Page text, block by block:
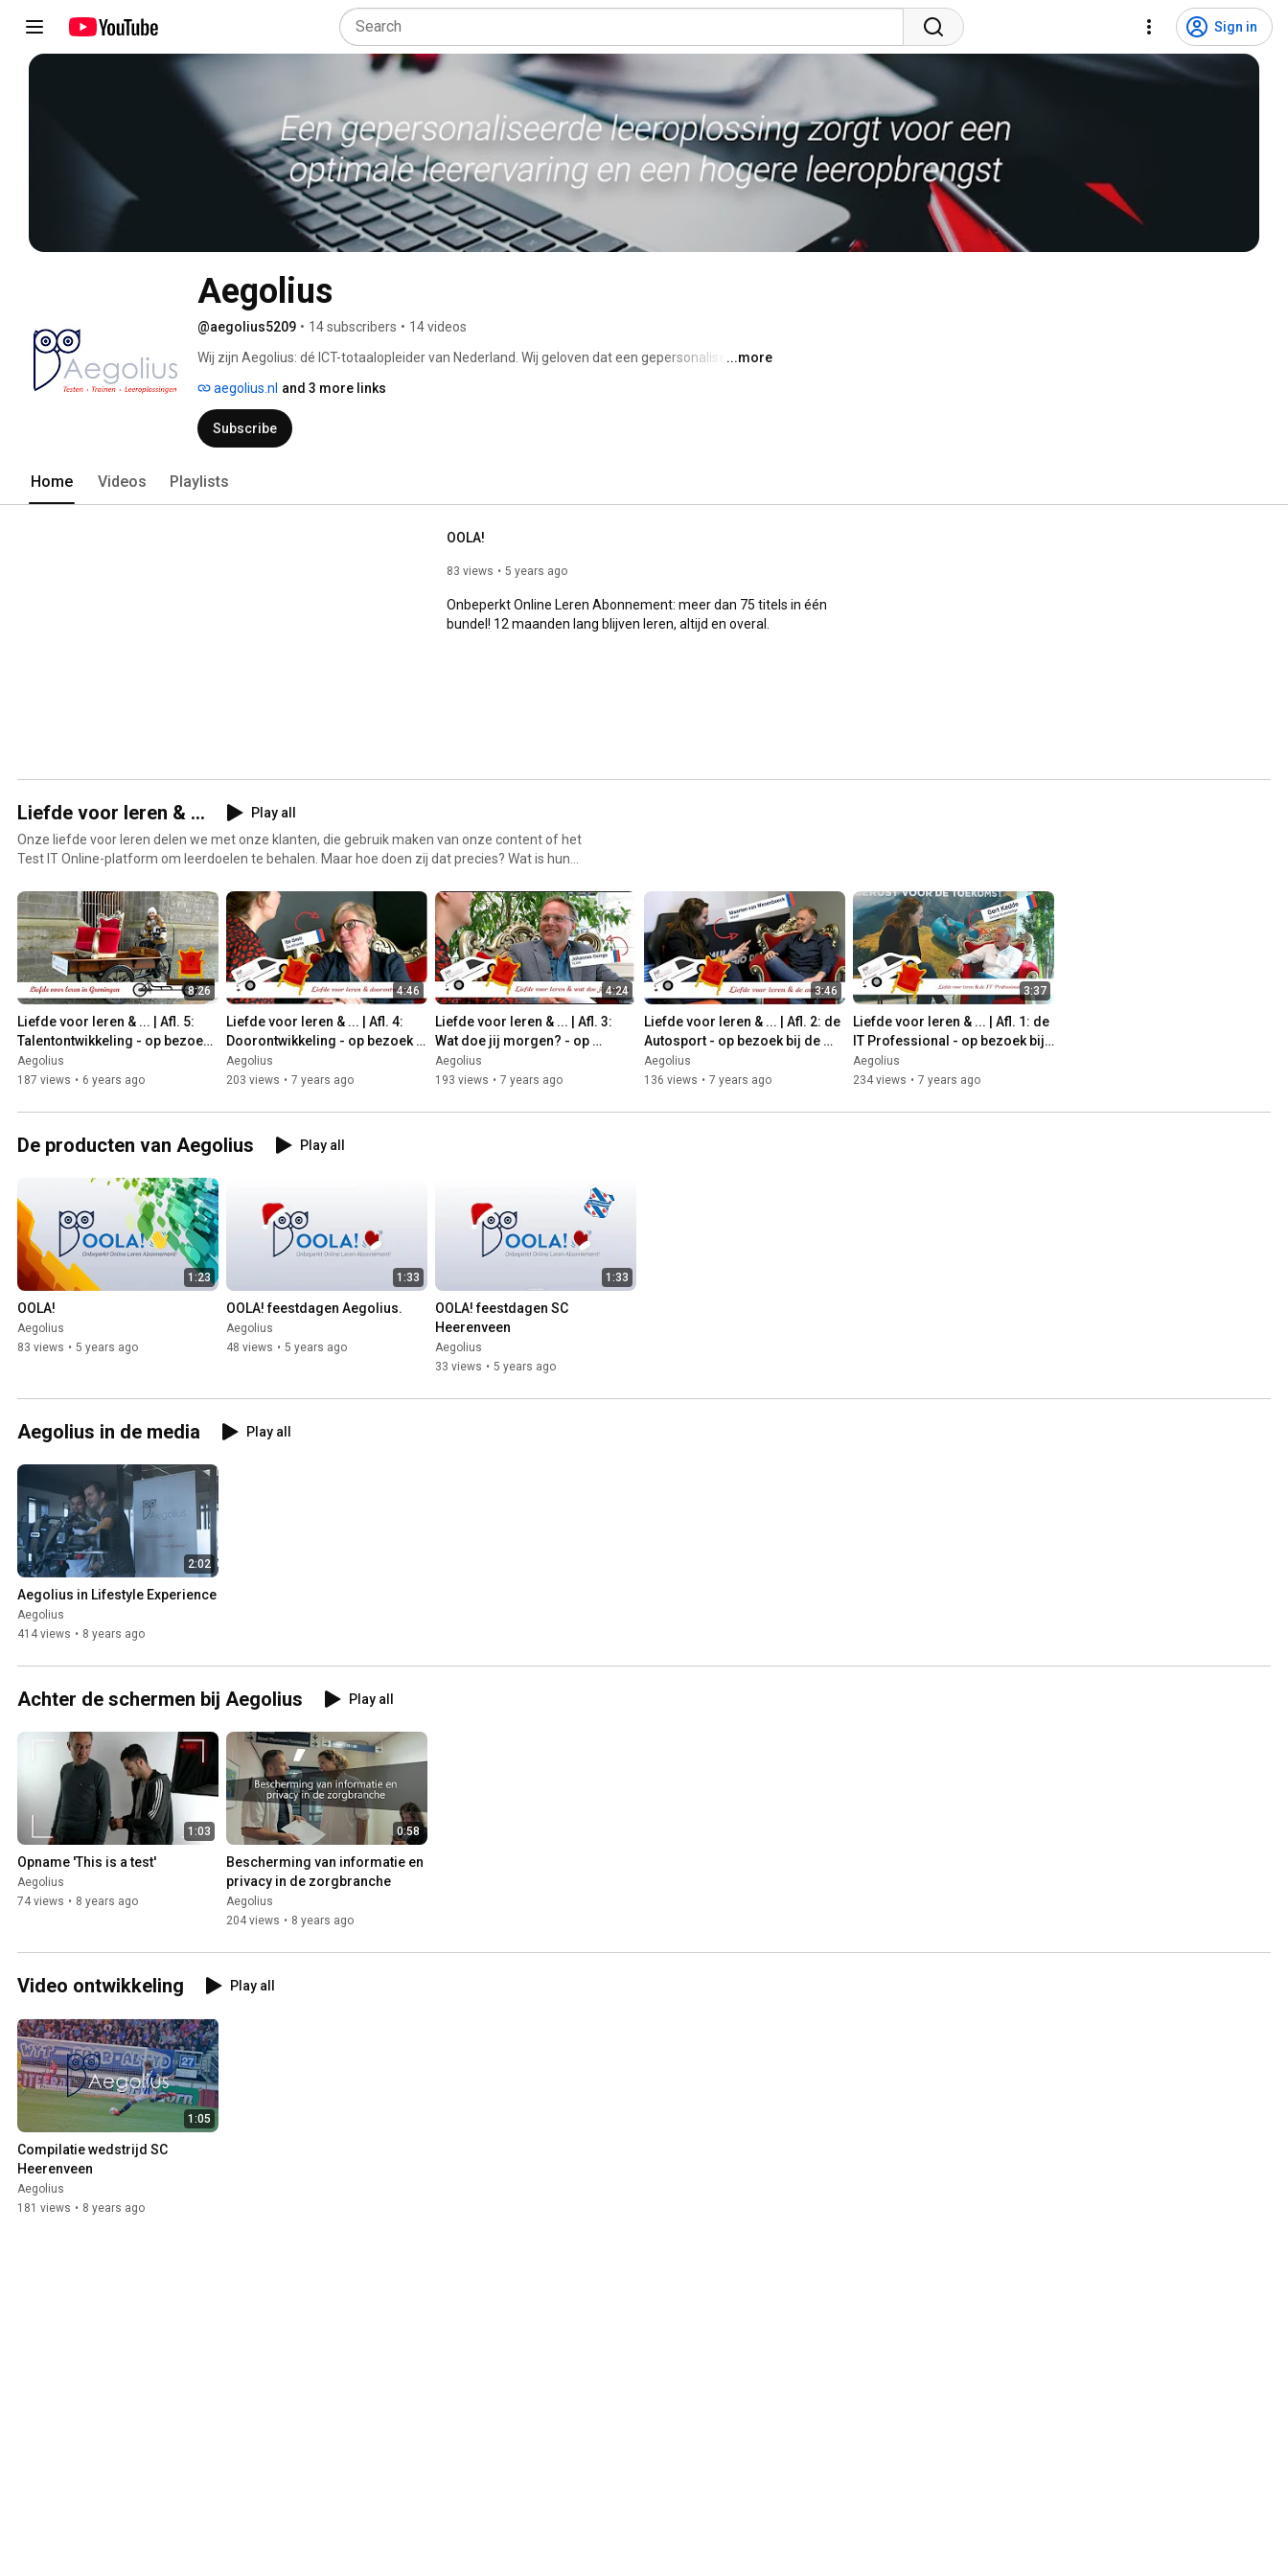
Sign in
Aegolius
@aegolius5209 • 14 subscribers • 14 videos
Wij zijn Aegolius: dé ICT-totaalopleider van Nederland. Wij geloven dat een gepersonaliseerde
te zijn en de inhoud in meerdere trainingsvormen aan te bieden wordt in minder tijd meer
geleerd. Vanuit Leek (Groningen) werken we met een team van professionals aan de
ontwikkeling van Integrated Learning materiaal die meerdere trainingsvormen ondersteunt.
2016, Office 2019 en Office 365.
...more
aegolius.nl and 3 more links
Subscribe
Home Videos Playlists
OOLA!
83 views 5 years ago
Onbeperkt Online Leren Abonnement: meer dan 75 titels in één
bundel! 12 maanden lang blijven leren, altijd en overal.
Liefde voor leren & ...
Play all
Onze liefde voor leren delen we met onze klanten, die gebruik maken van onze content of het
Test IT Online-platform om leerdoelen te behalen. Maar hoe doen zij dat precies? Wat is hun
Bekijk de video's en laat je inspireren. Wat betekent liefde voor leren voor jou?
8:26
Liefde voor leren & ... | Afl. 5:
Talentontwikkeling - op bezoek
bij de Hanzehogeschool
Groningen
Aegolius
187 views • 6 years ago
4:46
Liefde voor leren & ... | Afl. 4:
Doorontwikkeling - op bezoek
bij de Alliantie
Aegolius
203 views • 7 years ago
4:24
Liefde voor leren & ... | Afl. 3:
Wat doe jij morgen? - op
bezoek bij FLOW
Aegolius
193 views • 7 years ago
3:46
Liefde voor leren & ... | Afl. 2: de
Autosport - op bezoek bij de
KNAF
Aegolius
136 views • 7 years ago
3:37
Liefde voor leren & ... | Afl. 1: de
IT Professional - op bezoek bij
Global Knowledge
Aegolius
234 views • 7 years ago
De producten van Aegolius Play all
1:23
OOLA!
Aegolius
83 views • 5 years ago
1:33
OOLA! feestdagen Aegolius.
Aegolius
48 views • 5 years ago
1:33
OOLA! feestdagen SC
Heerenveen
Aegolius
33 views • 5 years ago
Aegolius in de media Play all
2:02
Aegolius in Lifestyle Experience
Aegolius
414 views • 8 years ago
Achter de schermen bij Aegolius Play all
1:03
Opname 'This is a test'
Aegolius
74 views • 8 years ago
0:58
Bescherming van informatie en
privacy in de zorgbranche
Aegolius
204 views • 8 years ago
Video ontwikkeling Play all
1:05
Compilatie wedstrijd SC
Heerenveen
Aegolius
181 views • 8 years ago